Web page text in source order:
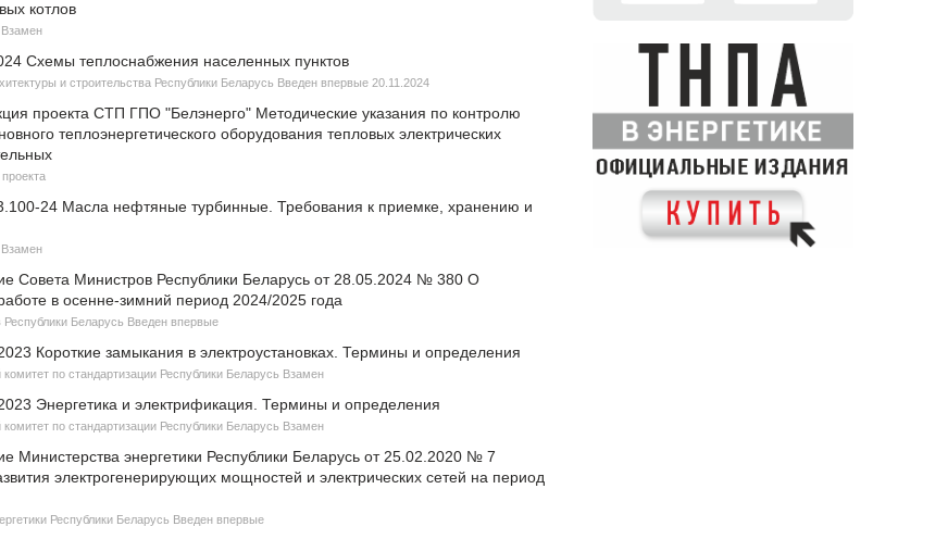
котлов
Схемы теплоснабжения населенных пунктов
и строительства Республики Беларусь Введен впервые 20.11.2024
проекта СТП ГПО "Белэнерго" Методические указания по контролю
теплоэнергетического оборудования тепловых электрических
24 Масла нефтяные турбинные. Требования к приемке, хранению и
Совета Министров Республики Беларусь от 28.05.2024 № 380 О
в осенне-зимний период 2024/2025 года
Беларусь Введен впервые
Короткие замыкания в электроустановках. Термины и определения
комитет по стандартизации Республики Беларусь Взамен
Энергетика и электрификация. Термины и определения
комитет по стандартизации Республики Беларусь Взамен
Министерства энергетики Республики Беларусь от 25.02.2020 № 7
электрогенерирующих мощностей и электрических сетей на период
Республики Беларусь Введен впервые